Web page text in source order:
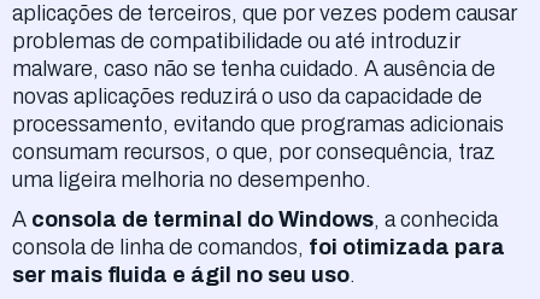
aplicações de terceiros, que por vezes podem causar
problemas de compatibilidade ou até introduzir
malware, caso não se tenha cuidado. A ausência de
novas aplicações reduzirá o uso da capacidade de
processamento, evitando que programas adicionais
consumam recursos, o que, por consequência, traz
uma ligeira melhoria no desempenho.
A consola de terminal do Windows, a conhecida
consola de linha de comandos, foi otimizada para
ser mais fluida e ágil no seu uso.